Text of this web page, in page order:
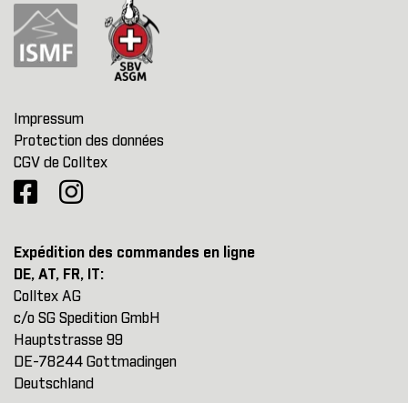
Impressum
Protection des données
CGV de Colltex
Expédition des commandes en ligne
DE, AT, FR, IT:
Colltex AG
c/o SG Spedition GmbH
Hauptstrasse 99
DE-78244 Gottmadingen
Deutschland